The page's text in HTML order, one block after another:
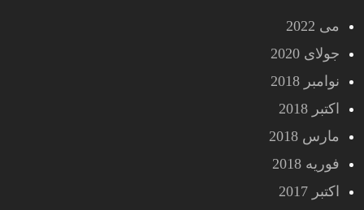
می 2022
جولای 2020
نوامبر 2018
اکتبر 2018
مارس 2018
فوریه 2018
اکتبر 2017